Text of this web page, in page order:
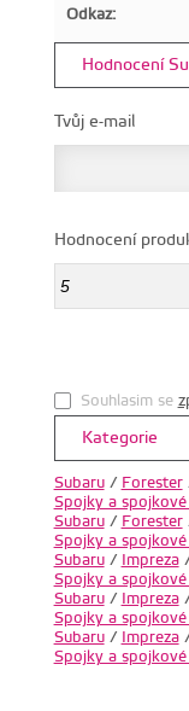
Odkaz:
Hodnocení
Tvůj e-mail
Hodnocení
Souhlasim se
Kategorie
Subaru/ Forester
Spojky a
Subaru/ Forester
Spojky a
Subaru/ Impreza
Spojky a
Subaru/ Impreza
Spojky a
Subaru/ Impreza
Spojky a